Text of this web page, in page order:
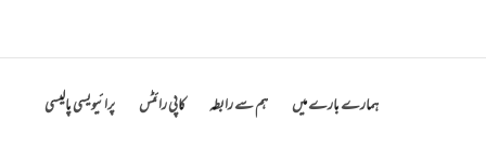
ہمارے بارے میں ہم سے رابطہ کاپی رائٹس پرائیویسی پالیسی